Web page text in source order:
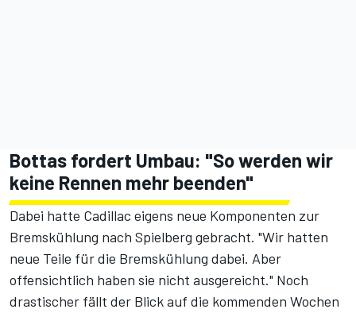
Bottas fordert Umbau: "So werden wir
keine Rennen mehr beenden"
Dabei hatte Cadillac eigens neue Komponenten zur
Bremskühlung nach Spielberg gebracht. "Wir hatten
neue Teile für die Bremskühlung dabei. Aber
offensichtlich haben sie nicht ausgereicht." Noch
drastischer fällt der Blick auf die kommenden Wochen